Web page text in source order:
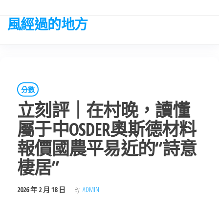
the
風經過的地方
分數
立刻評｜在村晚，讀懂
屬于中OSDER奧斯德材料
報價國農平易近的“詩意
棲居”
2026 年 2 月 18 日 By ADMIN